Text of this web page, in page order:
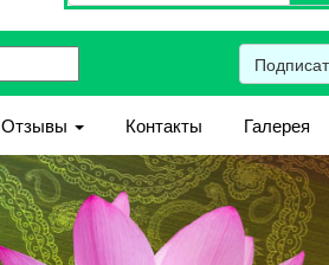
Поиск
Отзывы Контакты Галерея